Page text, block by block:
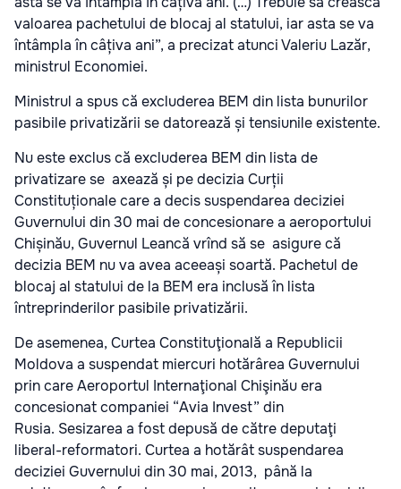
valoarea pachetului de blocaj al statului, iar asta se va
întâmpla în câțiva ani”, a precizat atunci Valeriu Lazăr,
ministrul Economiei.
Ministrul a spus că excluderea BEM din lista bunurilor
pasibile privatizării se datorează și tensiunile existente.
Nu este exclus că excluderea BEM din lista de
privatizare se axează și pe decizia Curții
Constituționale care a decis suspendarea deciziei
Guvernului din 30 mai de concesionare a aeroportului
Chișinău, Guvernul Leancă vrînd să se asigure că
decizia BEM nu va avea aceeași soartă. Pachetul de
blocaj al statului de la BEM era inclusă în lista
întreprinderilor pasibile privatizării.
De asemenea, Curtea Constituţională a Republicii
Moldova a suspendat miercuri hotărârea Guvernului
prin care Aeroportul Internaţional Chişinău era
concesionat companiei “Avia Invest” din
Rusia. Sesizarea a fost depusă de către deputaţi
liberal-reformatori. Curtea a hotărât suspendarea
deciziei Guvernului din 30 mai, 2013, până la